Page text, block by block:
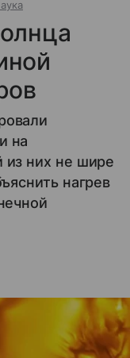
на
них не шире
нагрев